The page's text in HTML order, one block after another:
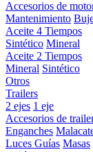
Accesorios de
Mantenimiento
Aceite 4 Tiempos
Sintético Mineral
Aceite 2 Tiempos
Mineral Sintético
Otros
Trailers
2 ejes 1 eje
Accesorios de
Enganches
Luces Guías Masas